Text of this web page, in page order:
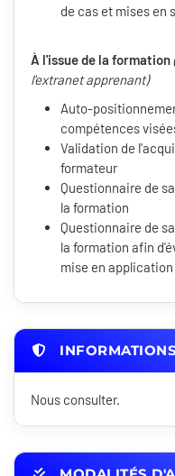
de cas et mises en
À l'issue de la formation
l'extranet apprenant)
Auto-
compétences
Validation de
formateur
Questionnaire de
la formation
Questionnaire de
la formation afin
mise en
Nous consulter.